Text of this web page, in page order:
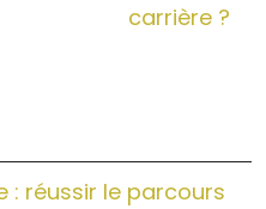
carrière ?
: réussir le parcours